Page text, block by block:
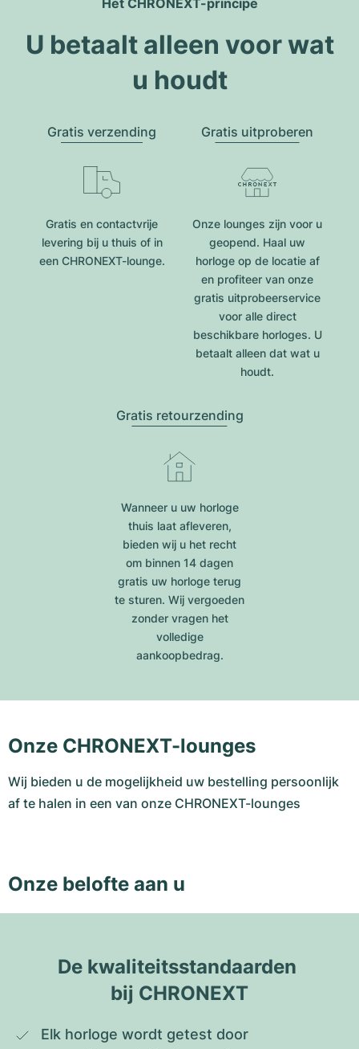
Het CHRONEXT-principe
U betaalt alleen voor wat
u houdt
Gratis verzending
Gratis en contactvrije
levering bij u thuis of in
een CHRONEXT-lounge.
Gratis uitproberen
Onze lounges zijn voor u
geopend. Haal uw
horloge op de locatie af
en profiteer van onze
gratis uitprobeerservice
voor alle direct
beschikbare horloges. U
betaalt alleen dat wat u
houdt.
Gratis retourzending
Wanneer u uw horloge
thuis laat afleveren,
bieden wij u het recht
om binnen 14 dagen
gratis uw horloge terug
te sturen. Wij vergoeden
zonder vragen het
volledige
aankoopbedrag.
Onze CHRONEXT-lounges
Wij bieden u de mogelijkheid uw bestelling persoonlijk
af te halen in een van onze CHRONEXT-lounges
Onze belofte aan u
De kwaliteitsstandaarden
bij CHRONEXT
Elk horloge wordt getest door